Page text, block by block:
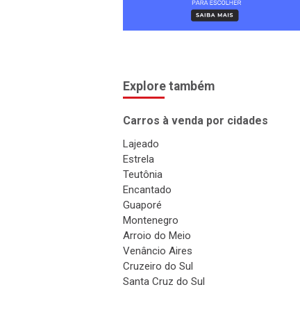
Explore também
Carros à venda por cidades
Lajeado
Estrela
Teutônia
Encantado
Guaporé
Montenegro
Arroio do Meio
Venâncio Aires
Cruzeiro do Sul
Santa Cruz do Sul